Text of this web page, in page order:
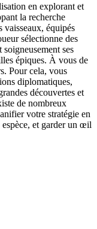
en explorant et
la recherche
vaisseaux, équipés
sélectionne des
ses
épiques. À vous de
Pour cela, vous
diplomatiques,
découvertes et
de nombreux
votre stratégie en
et garder un œil